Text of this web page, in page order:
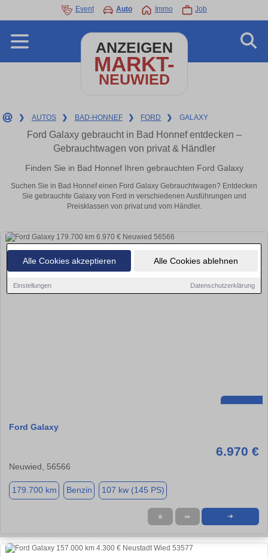
Alle Cookies akzeptieren Alle Cookies ablehnen
Einstellungen Datenschutzerklärung
Event Auto Immo Job
ANZEIGEN
MARKT-
NEUWIED
❯ AUTOS ❯ BAD-HONNEF ❯ FORD ❯ GALAXY
Ford Galaxy gebraucht in Bad Honnef entdecken –
Gebrauchtwagen von privat & Händler
Finden Sie in Bad Honnef Ihren gebrauchten Ford Galaxy
Suchen Sie in Bad Honnef einen Ford Galaxy Gebrauchtwagen? Entdecken
Sie gebrauchte Galaxy von Ford in verschiedenen Ausführungen und
Preisklassen von privat und vom Händler.
Ford Galaxy
6.970 €
Neuwied, 56566
179.700 km Benzin 107 kw (145 PS)
★ ➦ ➜